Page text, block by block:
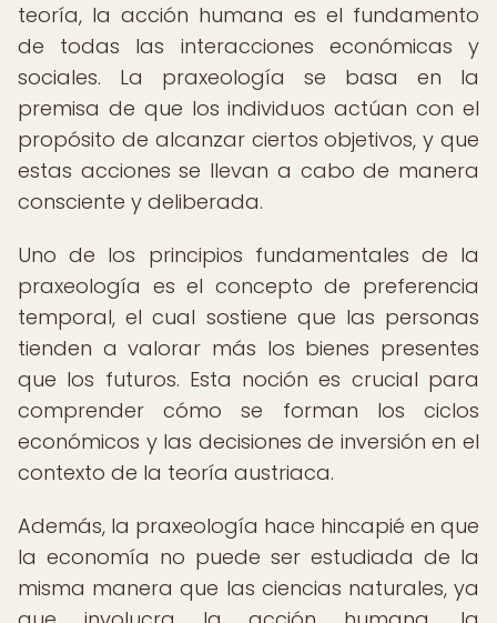
teoría, la acción humana es el fundamento
de todas las interacciones económicas y
sociales. La praxeología se basa en la
premisa de que los individuos actúan con el
propósito de alcanzar ciertos objetivos, y que
estas acciones se llevan a cabo de manera
consciente y deliberada.
Uno de los principios fundamentales de la
praxeología es el concepto de preferencia
temporal, el cual sostiene que las personas
tienden a valorar más los bienes presentes
que los futuros. Esta noción es crucial para
comprender cómo se forman los ciclos
económicos y las decisiones de inversión en el
contexto de la teoría austriaca.
Además, la praxeología hace hincapié en que
la economía no puede ser estudiada de la
misma manera que las ciencias naturales, ya